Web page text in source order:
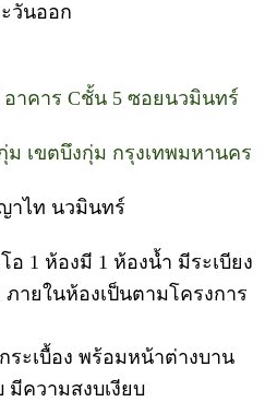
วันออก
าคาร Cชั้น 5 ซอยนวมินทร์
เขตบึงกุ่ม กรุงเทพมหานคร
าไท นวมินทร์
1 ห้องมี 1 ห้องน้ำ มีระเบียง
ายในห้องเป็นตามโครงการ
ะเบื้อง พร้อมหน้าต่างบาน
มีความสงบเงียบ